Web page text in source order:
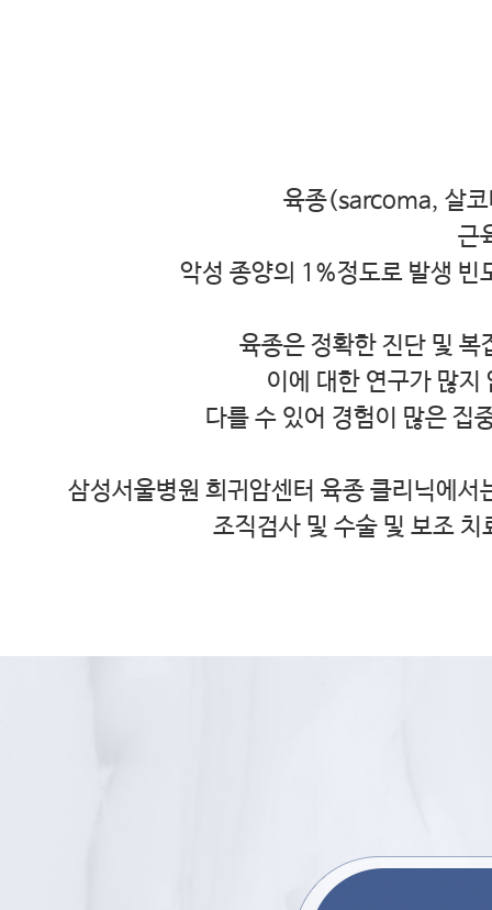
육종(sarcoma, 살
근
악성 종양의 1%정도로 발생 빈
육종은 정확한 진단 및 복
이에 대한 연구가 많지
다를 수 있어 경험이 많은 집
삼성서울병원 희귀암센터 육종 클리닉에
조직검사 및 수술 및 보조